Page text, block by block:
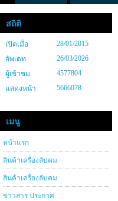
สถิติ
เปิดเมื่อ
28/01/2015
อัพเดท
26/03/2026
ผู้เข้าชม
4577804
แสดงหน้า
5666078
เมนู
หน้าแรก
สินค้าเครื่องลับคม
สินค้าเครื่องลับคม
ข่าวสาร ประกาศ